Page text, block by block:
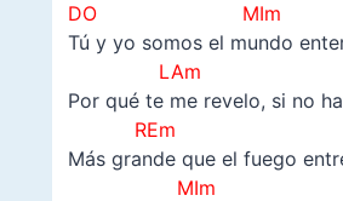
DO MIm
Tú y yo somos el mundo
LAm
Por qué te me revelo, si no
REm
Más grande que el fuego
MIm